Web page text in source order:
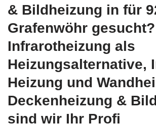
& Bildheizung in für
Grafenwöhr
Infrarotheizung als
Heizungsalternative,
Heizung und
Deckenheizung &
sind wir Ihr Profi